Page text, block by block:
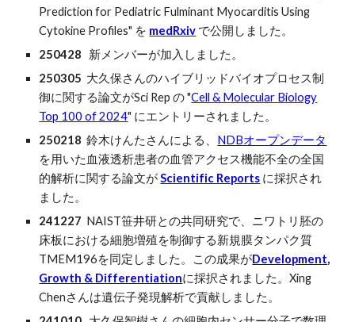
Prediction for Pediatric Fulminant Myocarditis Using
Cytokine Profiles" を medRxiv で公開しました。
250428
新メンバーが加入しました。
250305 大久保さんのハイブリッドバイオプロセス制
御に関する論文がSci Rep の "Cell & Molecular Biology
Top 100 of 2024" にエントリーされました。
250218 鈴木けんたさんによる、 NDBオープンデータ
を用いた血液透析患者の血管アクセス機能不全の全国
的解析に関する論文がScientific Reports に採択され
ました。
241227 NAIST笹井研との共同研究で、ニワトリ胚の
床板における細胞増殖を制御する新規膜タンパク質
TMEM196を同定しました。この成果がDevelopment,
Growth & Differentiationに採択されました。Xing
Chenさんは遺伝子発現解析で貢献しました。